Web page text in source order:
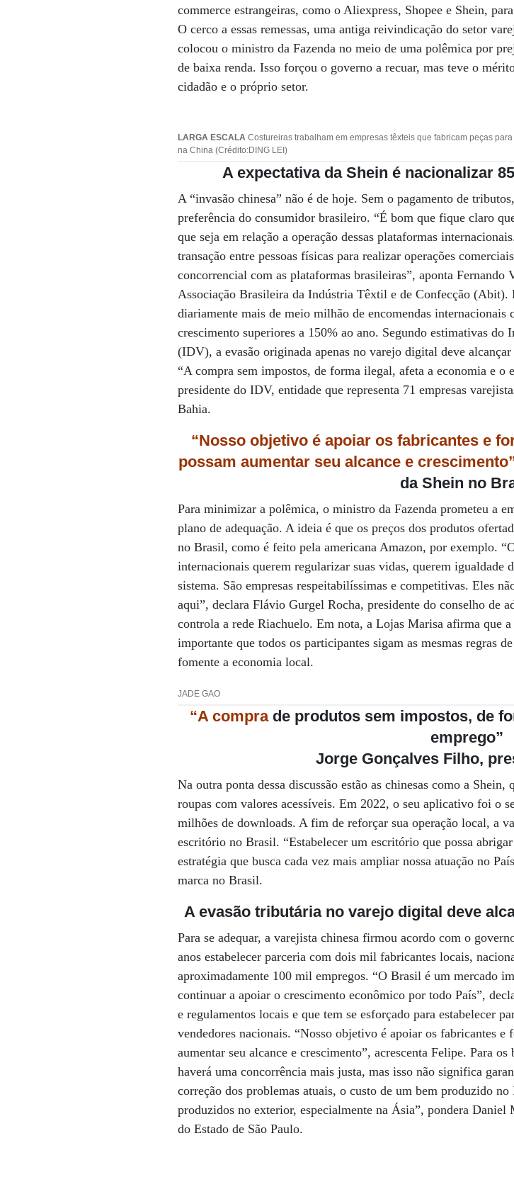
commerce estrangeiras, como o Aliexpress, Shopee e Shein,
O cerco a essas remessas, uma antiga reivindicação do setor
colocou o ministro da Fazenda no meio de uma polêmica por
de baixa renda. Isso forçou o governo a recuar, mas teve o
cidadão e o próprio setor.
LARGA ESCALA Costureiras trabalham em empresas têxteis que fabricam peças
na China (Crédito:DING LEI)
A expectativa da Shein é nacionalizar
A “invasão chinesa” não é de hoje. Sem o pagamento de
preferência do consumidor brasileiro. “É bom que fique claro
que seja em relação a operação dessas plataformas
transação entre pessoas físicas para realizar operações
concorrencial com as plataformas brasileiras”, aponta Fernando
Associação Brasileira da Indústria Têxtil e de Confecção (Abit).
diariamente mais de meio milhão de encomendas internacionais
crescimento superiores a 150% ao ano. Segundo estimativas
(IDV), a evasão originada apenas no varejo digital deve
“A compra sem impostos, de forma ilegal, afeta a economia e o
presidente do IDV, entidade que representa 71 empresas
Bahia.
“Nosso objetivo é apoiar os fabricantes e
possam aumentar seu alcance e
da Shein no
Para minimizar a polêmica, o ministro da Fazenda prometeu a
plano de adequação. A ideia é que os preços dos produtos
no Brasil, como é feito pela americana Amazon, por exemplo.
internacionais querem regularizar suas vidas, querem igualdade
sistema. São empresas respeitabilíssimas e competitivas. Eles
aqui”, declara Flávio Gurgel Rocha, presidente do conselho de
controla a rede Riachuelo. Em nota, a Lojas Marisa afirma que
importante que todos os participantes sigam as mesmas regras
fomente a economia local.
JADE GAO
“A comprade produtos sem impostos, de
emprego”
Jorge Gonçalves Filho,
Na outra ponta dessa discussão estão as chinesas como a
roupas com valores acessíveis. Em 2022, o seu aplicativo foi o
milhões de downloads. A fim de reforçar sua operação local, a
escritório no Brasil. “Estabelecer um escritório que possa
estratégia que busca cada vez mais ampliar nossa atuação no
marca no Brasil.
A evasão tributária no varejo digital deve
Para se adequar, a varejista chinesa firmou acordo com o
anos estabelecer parceria com dois mil fabricantes locais,
aproximadamente 100 mil empregos. “O Brasil é um mercado
continuar a apoiar o crescimento econômico por todo País”,
e regulamentos locais e que tem se esforçado para estabelecer
vendedores nacionais. “Nosso objetivo é apoiar os fabricantes e
aumentar seu alcance e crescimento”, acrescenta Felipe. Para
haverá uma concorrência mais justa, mas isso não significa
correção dos problemas atuais, o custo de um bem produzido
produzidos no exterior, especialmente na Ásia”, pondera
do Estado de São Paulo.